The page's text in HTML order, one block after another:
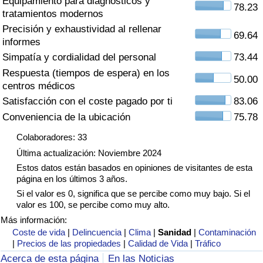
tratamientos modernos
78.23
Precisión y exhaustividad al rellenar
informes
69.64
Simpatía y cordialidad del personal
73.44
Respuesta (tiempos de espera) en los
centros médicos
50.00
Satisfacción con el coste pagado por ti
83.06
Conveniencia de la ubicación
75.78
Colaboradores: 33
Última actualización: Noviembre 2024
Estos datos están basados en opiniones de visitantes de esta
página en los últimos 3 años.
Si el valor es 0, significa que se percibe como muy bajo. Si el
valor es 100, se percibe como muy alto.
Más información:
Coste de vida | Delincuencia |Clima |Sanidad |Contaminación
| Precios de las propiedades |Calidad de Vida |Tráfico
Acerca de esta página En las Noticias
Índice de criminalidad por país
Sanidad
Índice de Sanidad (Actual)
Índice de Sanidad
Contaminación
Índice de Contaminación (Actual)
Índice de contaminación
Índice de Contaminación por País